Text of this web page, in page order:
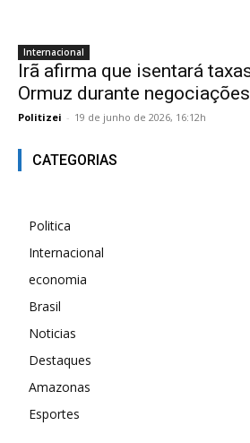
Internacional
Irã afirma que isentará
Ormuz durante negociações
Politizei - 19 de junho de 2026, 16:12h
CATEGORIAS
Politica
Internacional
economia
Brasil
Noticias
Destaques
Amazonas
Esportes